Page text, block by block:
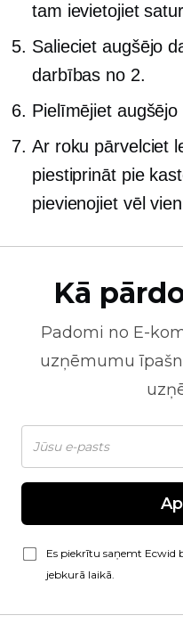
tam ievietojiet
Salieciet augšējo
darbības no 2.
Pielīmējiet
Ar roku pārvelciet
piestiprināt pie
pievienojiet vēl
Kā
Padomi no E-
uzņēmumu
Es piekrītu saņemt Ecwid
jebkurā laikā.